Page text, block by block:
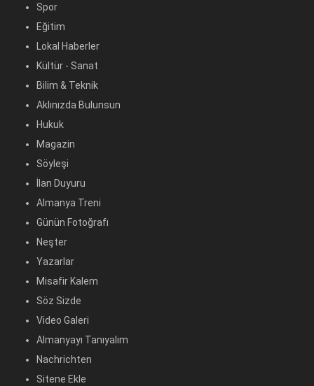
Spor
Eğitim
Lokal Haberler
Kültür - Sanat
Bilim & Teknik
Aklınızda Bulunsun
Hukuk
Magazin
Söyleşi
İlan Duyuru
Almanya Treni
Günün Fotoğrafı
Neşter
Yazarlar
Misafir Kalem
Söz Sizde
Video Galeri
Almanyayı Tanıyalım
Nachrichten
Sitene Ekle